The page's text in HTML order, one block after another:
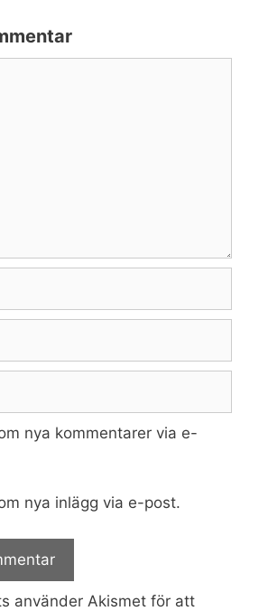
nya kommentarer via e-
nya inlägg via e-post.
använder Akismet för att